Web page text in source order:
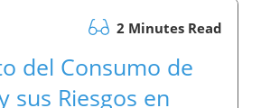
2 Minutes Read
del Consumo de
sus Riesgos en